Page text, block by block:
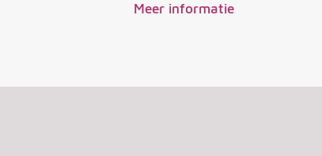
Meer informatie